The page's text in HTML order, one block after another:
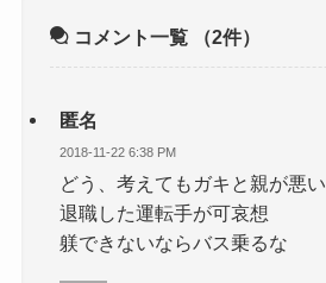
コメント一覧 （2件）
匿名
2018-11-22 6:38 PM
どう、考えてもガキと親が悪い
退職した運転手が可哀想
躾できないならバス乗るな